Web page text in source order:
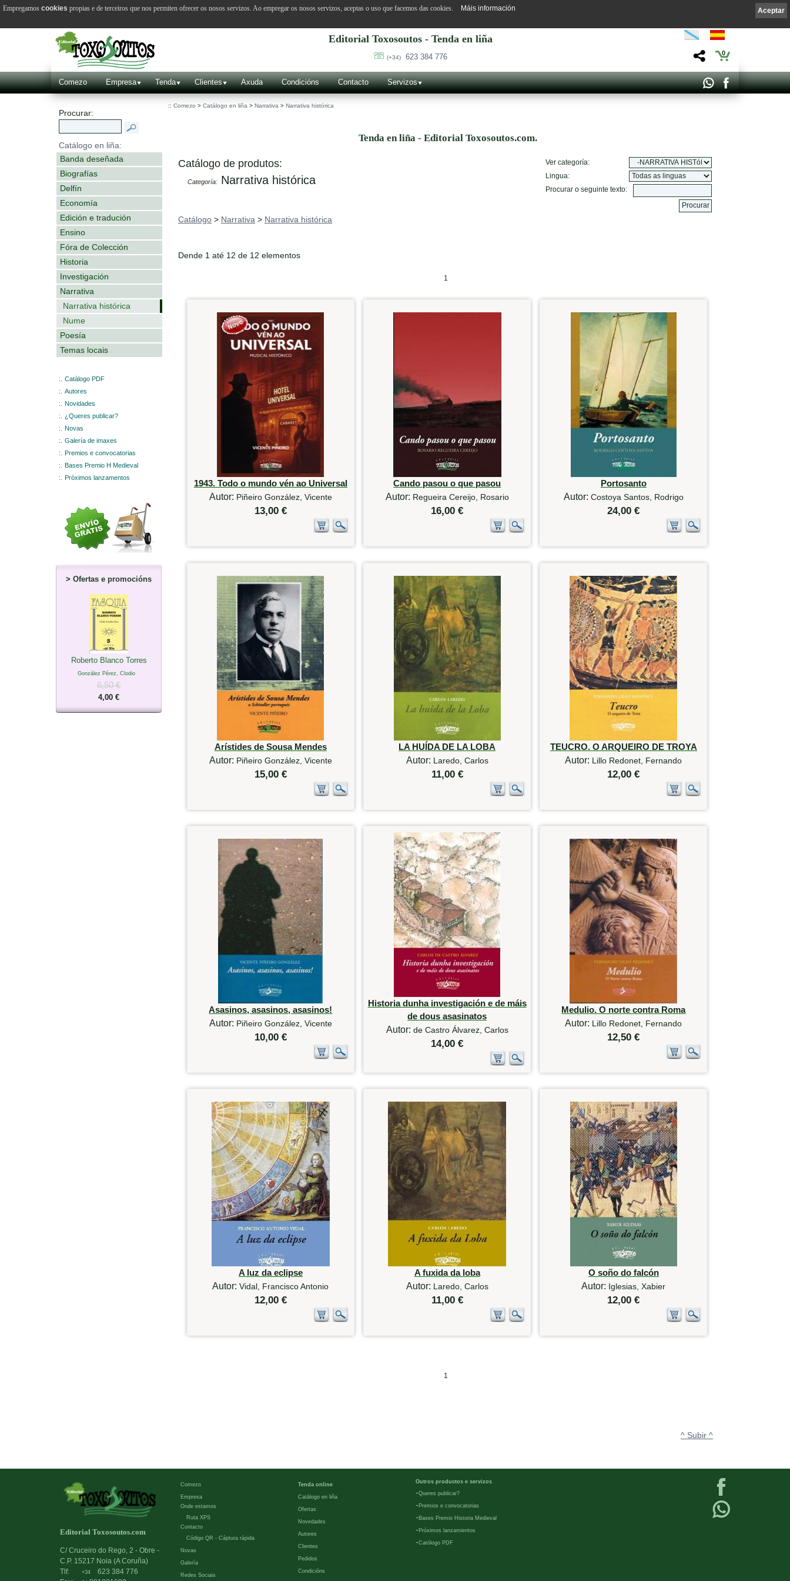
Editorial Toxosoutos - Tenda en liña
(+34) 623 384 776 0
Comezo Empresa Tenda Clientes Axuda Condicións Contacto Servizos
Procurar:
Catálogo en liña:
Banda deseñada
Biografías
Delfín
Economía
Edición e tradución
Ensino
Fóra de Colección
Historia
Investigación
Narrativa
Narrativa histórica
Nume
Poesía
Temas locais
:.
Catálogo PDF
:.
Autores
:.
Novidades
:.
¿Queres publicar?
:.
Novas
:.
Galería de imaxes
:.
Premios e convocatorias
:.
Bases Premio H Medieval
:.
Próximos lanzamentos
> Ofertas e promocións
Roberto Blanco Torres
González Pérez, Clodio
6,50 €
4,00 €
:: Comezo > Catálogo en liña > Narrativa > Narrativa histórica
Tenda en liña - Editorial Toxosoutos.com.
Catálogo de produtos:
Categoría: Narrativa histórica
Ver categoría:
Lingua:
Procurar o seguinte texto:
Catálogo > Narrativa > Narrativa histórica
Dende 1 até 12 de 12 elementos
1
1943. Todo o mundo vén ao Universal
Autor: Piñeiro González, Vicente
13,00 €
Cando pasou o que pasou
Autor: Regueira Cereijo, Rosario
16,00 €
Portosanto
Autor: Costoya Santos, Rodrigo
24,00 €
Arístides de Sousa Mendes
Autor: Piñeiro González, Vicente
15,00 €
LA HUÍDA DE LA LOBA
Autor: Laredo, Carlos
11,00 €
TEUCRO. O ARQUEIRO DE TROYA
Autor: Lillo Redonet, Fernando
12,00 €
Asasinos, asasinos, asasinos!
Autor: Piñeiro González, Vicente
10,00 €
Historia dunha investigación e de máis
de dous asasinatos
Autor: de Castro Álvarez, Carlos
14,00 €
Medulio. O norte contra Roma
Autor: Lillo Redonet, Fernando
12,50 €
A luz da eclipse
Autor:Vidal, Francisco Antonio
12,00 €
A fuxida da loba
Autor: Laredo, Carlos
11,00 €
O soño do falcón
Autor: Iglesias, Xabier
12,00 €
1
^ Subir ^
Editorial Toxosoutos.com
C/ Cruceiro do Rego, 2 - Obre -
C.P. 15217 Noia (A Coruña)
Tlf:
+34
623 384 776
Comezo
Empresa
Onde estamos
Ruta XPS
Contacto
Código QR - Cáptura rápida
Novas
Galería
Redes Sociais
Tenda online
Catálogo en liña
Ofertas
Novedades
Autores
Clientes
Pedidos
Condicións
Outros productos e servizos
-Queres publicar?
- Premios e convocatorias
- Bases Premio Historia Medieval
- Próximos lanzamientos
-Católogo PDF
Aceptar
Empregamos cookies propias e de terceiros que nos permiten ofrecer os nosos servizos. Ao empregar os nosos servizos, aceptas o uso que facemos das cookies. Máis información